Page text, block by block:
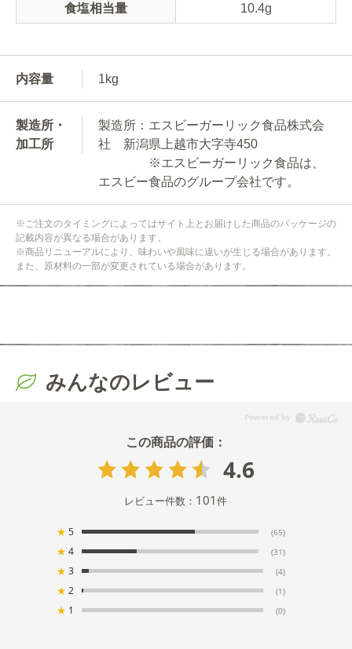
食塩相当量 10.4g
内容量 1kg
製造所・
加工所
製造所：エスビーガーリック食品株式会
社 新潟県上越市大字寺450
※エスビーガーリック食品は、
エスビー食品のグループ会社です。
※ご注文のタイミングによってはサイト上とお届けした商品のパッケージの
記載内容が異なる場合があります。
※商品リニューアルにより、味わいや風味に違いが生じる場合があります。
また、原材料の一部が変更されている場合があります。
みんなのレビュー
4.6
レビュー件数： 101件
★ 5 (65)
★ 4 (31)
★ 3 (4)
★ 2 (1)
★ 1 (0)